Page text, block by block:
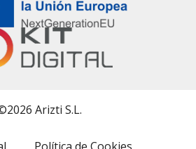
Arizti S.L.
Política de Cookies